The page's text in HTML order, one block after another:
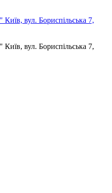
вул. Бориспільська 7,
вул. Бориспільська 7,